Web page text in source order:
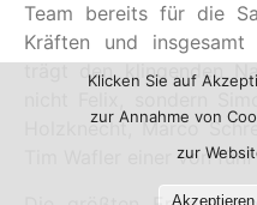
Team bereits für die
Kräften und
trägt den klingenden
Holzknecht, Marco
Tim Wafler einer von fünf
Klicken Sie auf
zur Annahme von
zur
Akzeptieren